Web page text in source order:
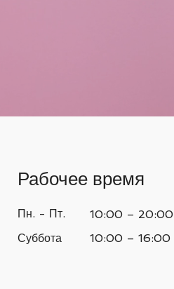
Рабочее время
Пн. - Пт.
10:00 – 20:00
Суббота
10:00 – 16:00